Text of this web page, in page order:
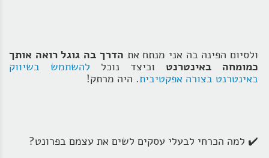
ולסיום הפינה בה אני מנתח את הדרך בה גוגל רואה אותך
כמומחה באינטרנט וכיצד נוכל להשתמש בשיווק
באינטרנט בצורה אפקטיבית. היה מרתק!
✔️ למה הכרחי לבעלי עסקים לשים את עצמם בפרונט?